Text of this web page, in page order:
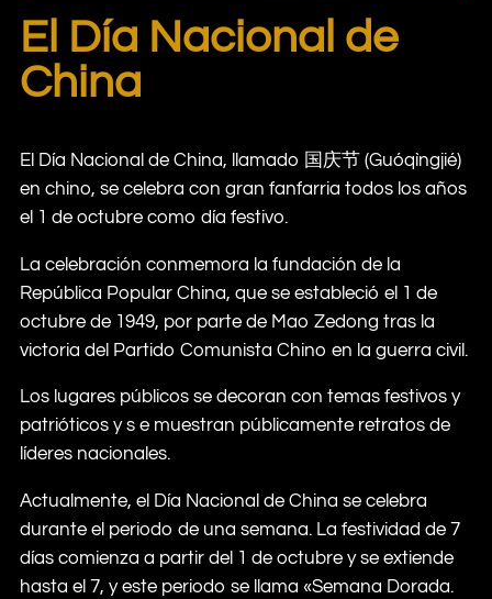
El Día Nacional de
China
El Día Nacional de China, llamado 国庆节 (Guóqìngjié)
en chino, se celebra con gran fanfarria todos los años
el 1 de octubre como día festivo.
La celebración conmemora la fundación de la
República Popular China, que se estableció el 1 de
octubre de 1949, por parte de Mao Zedong tras la
victoria del Partido Comunista Chino en la guerra civil.
Los lugares públicos se decoran con temas festivos y
patrióticos y s e muestran públicamente retratos de
líderes nacionales.
Actualmente, el Día Nacional de China se celebra
durante el periodo de una semana. La festividad de 7
días comienza a partir del 1 de octubre y se extiende
hasta el 7, y este periodo se llama «Semana Dorada.